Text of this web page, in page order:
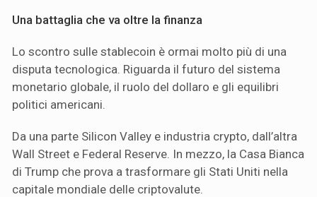
Una battaglia che va oltre la finanza
Lo scontro sulle stablecoin è ormai molto più di una
disputa tecnologica. Riguarda il futuro del sistema
monetario globale, il ruolo del dollaro e gli equilibri
politici americani.
Da una parte Silicon Valley e industria crypto, dall’altra
Wall Street e Federal Reserve. In mezzo, la Casa Bianca
di Trump che prova a trasformare gli Stati Uniti nella
capitale mondiale delle criptovalute.